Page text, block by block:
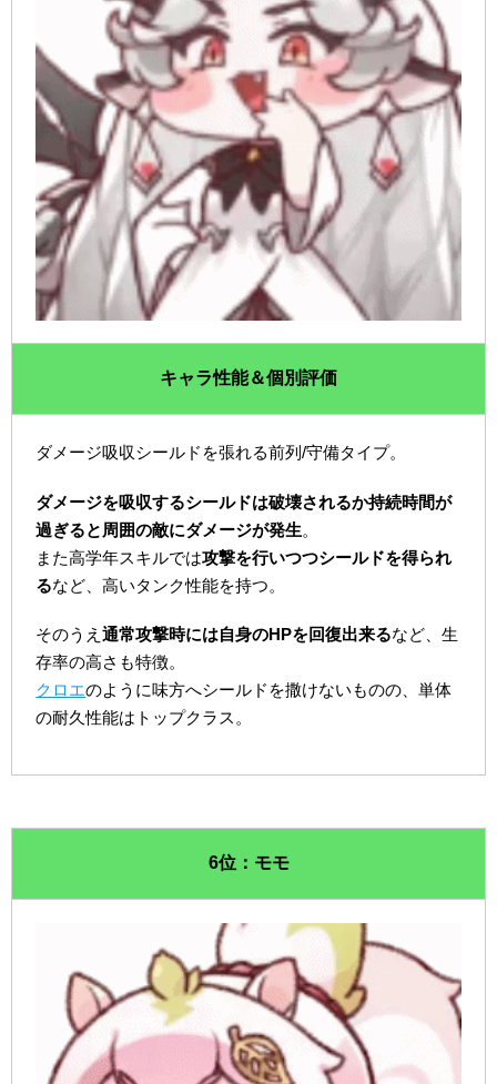
キャラ性能＆個別評価
ダメージ吸収シールドを張れる前列/守備タイプ。
ダメージを吸収するシールドは破壊されるか持続時間が
過ぎると周囲の敵にダメージが発生。
また高学年スキルでは攻撃を行いつつシールドを得られ
るなど、高いタンク性能を持つ。
そのうえ通常攻撃時には自身のHPを回復出来るなど、生
存率の高さも特徴。
クロエのように味方へシールドを撒けないものの、単体
の耐久性能はトップクラス。
6位：モモ